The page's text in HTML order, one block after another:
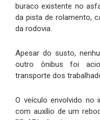
buraco existente no
da pista de rolamento,
da rodovia.
Apesar do susto,
outro ônibus foi
transporte dos
O veículo envolvido no
com auxílio de um